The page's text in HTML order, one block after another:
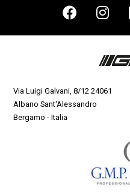
Via Luigi Galvani, 8/12 24061
Albano Sant'Alessandro
Bergamo - Italia